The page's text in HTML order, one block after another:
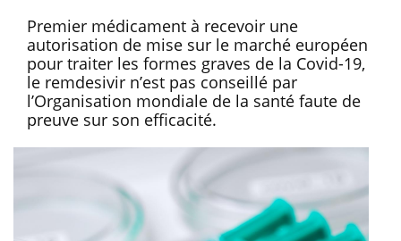
Premier médicament à recevoir une
autorisation de mise sur le marché européen
pour traiter les formes graves de la Covid-19,
le remdesivir n’est pas conseillé par
l’Organisation mondiale de la santé faute de
preuve sur son efficacité.